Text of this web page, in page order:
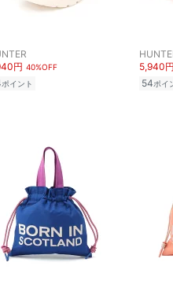
円 40%OFF
ポイント
5,940円
54ポイ